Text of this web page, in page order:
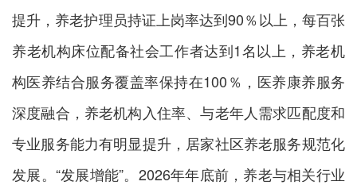
提升，养老护理员持证上岗率达到90％以上，每百张
养老机构床位配备社会工作者达到1名以上，养老机
构医养结合服务覆盖率保持在100％，医养康养服务
深度融合，养老机构入住率、与老年人需求匹配度和
专业服务能力有明显提升，居家社区养老服务规范化
发展。“发展增能”。2026年年底前，养老与相关行业